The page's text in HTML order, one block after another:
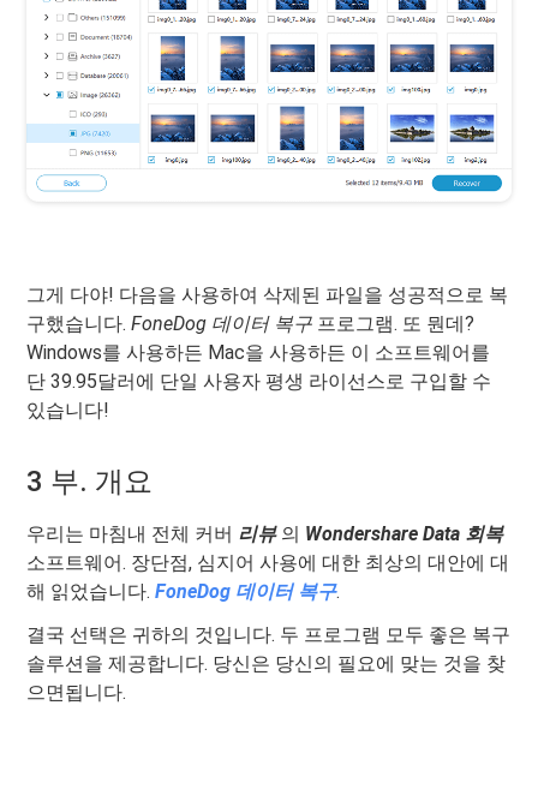
그게 다야! 다음을 사용하여 삭제된 파일을 성공적으로 복
구했습니다.FoneDog 데이터 복구 프로그램. 또 뭔데?
Windows를 사용하든 Mac을 사용하든 이 소프트웨어를
단 39.95달러에 단일 사용자 평생 라이선스로 구입할 수
있습니다!
3 부. 개요
우리는 마침내 전체 커버 리뷰의 Wondershare Data 회복
소프트웨어. 장단점, 심지어 사용에 대한 최상의 대안에 대
해 읽었습니다.FoneDog 데이터 복구.
결국 선택은 귀하의 것입니다. 두 프로그램 모두 좋은 복구
솔루션을 제공합니다. 당신은 당신의 필요에 맞는 것을 찾
으면됩니다.